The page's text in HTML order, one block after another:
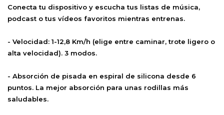
Conecta tu dispositivo y escucha tus listas de música,
podcast o tus vídeos favoritos mientras entrenas.
- Velocidad: 1-12,8 Km/h (elige entre caminar, trote ligero o
alta velocidad). 3 modos.
- Absorción de pisada en espiral de silicona desde 6
puntos. La mejor absorción para unas rodillas más
saludables.